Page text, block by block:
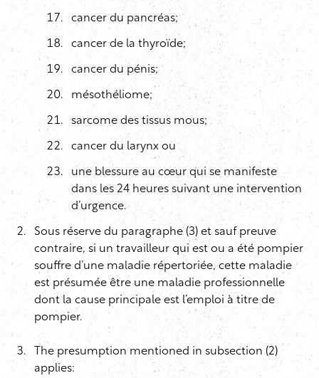
cancer du pancréas;
cancer de la thyroïde;
cancer du pénis;
mésothéliome;
sarcome des tissus mous;
cancer du larynx ou
une blessure au cœur qui se manifeste
dans les 24 heures suivant une intervention
d’urgence.
Sous réserve du paragraphe (3) et sauf preuve
contraire, si un travailleur qui est ou a été pompier
souffre d’une maladie répertoriée, cette maladie
est présumée être une maladie professionnelle
dont la cause principale est l’emploi à titre de
pompier.
The presumption mentioned in subsection (2)
applies: